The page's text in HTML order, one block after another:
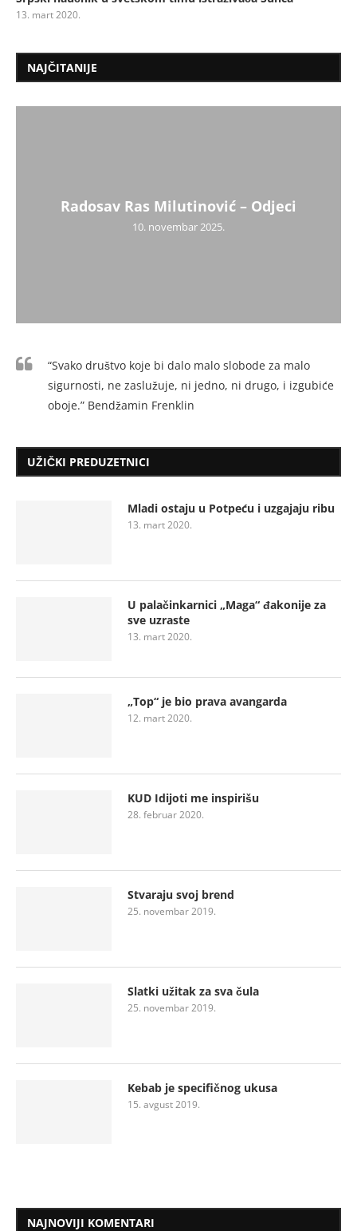
13. mart 2020.
NAJČITANIJE
Radosav Ras Milutinović – Odjeci
10. novembar 2025.
“Svako društvo koje bi dalo malo slobode za malo
sigurnosti, ne zaslužuje, ni jedno, ni drugo, i izgubiće
oboje.” Bendžamin Frenklin
UŽIČKI PREDUZETNICI
Mladi ostaju u Potpeću i uzgajaju ribu
13. mart 2020.
U palačinkarnici „Maga“ đakonije za
sve uzraste
13. mart 2020.
„Top“ je bio prava avangarda
12. mart 2020.
KUD Idijoti me inspirišu
28. februar 2020.
Stvaraju svoj brend
25. novembar 2019.
Slatki užitak za sva čula
25. novembar 2019.
Kebab je specifičnog ukusa
15. avgust 2019.
NAJNOVIJI KOMENTARI